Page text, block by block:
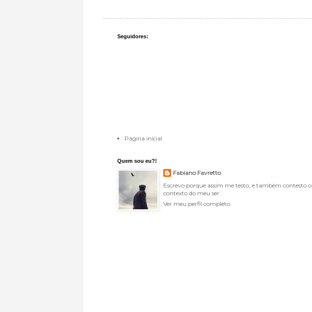
Seguidores:
Página inicial
Quem sou eu?!
Fabiano Favretto
Escrevo porque assim me testo, e também contesto o
contexto do meu ser.
Ver meu perfil completo